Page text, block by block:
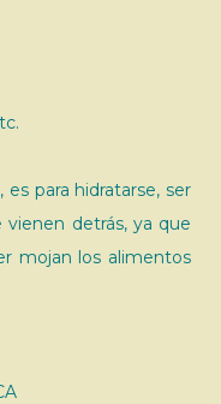
es para hidratarse, ser
detrás, ya que
mojan los alimentos